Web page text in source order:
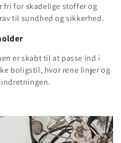
fri for skadelige stoffer og
til sundhed og sikkerhed.
er skabt til at passe ind i
boligstil, hvor rene linjer og